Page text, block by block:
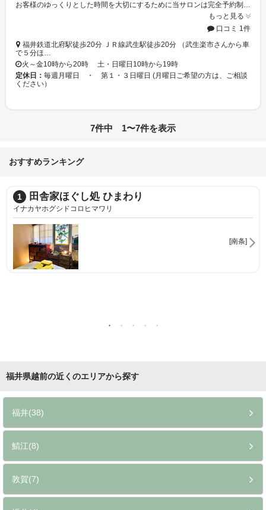
お客様のゆっくりとした時間を大切にするために当サロンは完全予約制ですﾟ･*:.｡..｡.:*･ﾟ 疲れた身体をゆっくり休んでいってください☆★☆ 行く日を決めたらお早めにﾟ+*:;;:* *:;;:*+ﾟ
もっと見る
口コミ 1件
福井鉄道北府駅徒歩20分 ＪＲ線武生駅徒歩20分 （武生楽市さんから車
で５分ほ…
火～金10時から20時 土・日曜日10時から19時
定休日： 毎週月曜日 ・ 第１・３日曜日 (月曜日ご希望の方は、ご相談
ください）
7件中 1〜7件を表示
おすすめランキング
田舎家ほぐし処 ひまわり
イナカヤホグシドコロヒマワリ
[南条]
福井県越前の近くのエリアから探す
福井(38)
鯖江(8)
敦賀(7)